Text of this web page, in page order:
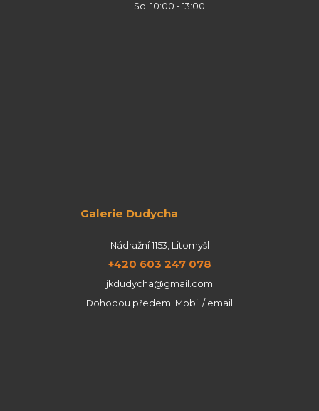
So: 10:00 - 13:00
Galerie Dudycha
Nádražní 1153, Litomyšl
+420 603 247 078
jkdudycha@gmail.com
Dohodou předem: Mobil / email